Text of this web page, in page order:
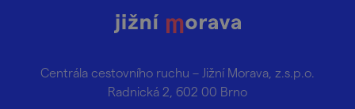
Centrála cestovního ruchu – Jižní Morava, z.s.p.o.
Radnická 2, 602 00 Brno